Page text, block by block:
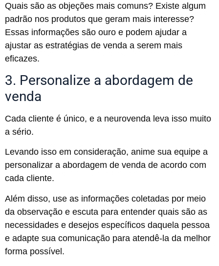
Quais são as objeções mais comuns? Existe algum
padrão nos produtos que geram mais interesse?
Essas informações são ouro e podem ajudar a
ajustar as estratégias de venda a serem mais
eficazes.
3. Personalize a abordagem de
venda
Cada cliente é único, e a neurovenda leva isso muito
a sério.
Levando isso em consideração, anime sua equipe a
personalizar a abordagem de venda de acordo com
cada cliente.
Além disso, use as informações coletadas por meio
da observação e escuta para entender quais são as
necessidades e desejos específicos daquela pessoa
e adapte sua comunicação para atendê-la da melhor
forma possível.